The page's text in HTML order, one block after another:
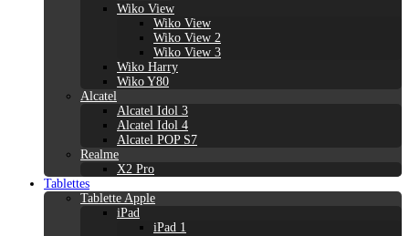
Wiko View
Wiko View
Wiko View 2
Wiko View 3
Wiko Harry
Wiko Y80
Alcatel
Alcatel Idol 3
Alcatel Idol 4
Alcatel POP S7
Realme
X2 Pro
Tablettes
Tablette Apple
iPad
iPad 1